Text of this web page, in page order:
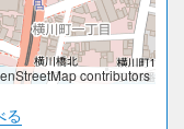
contributors
る